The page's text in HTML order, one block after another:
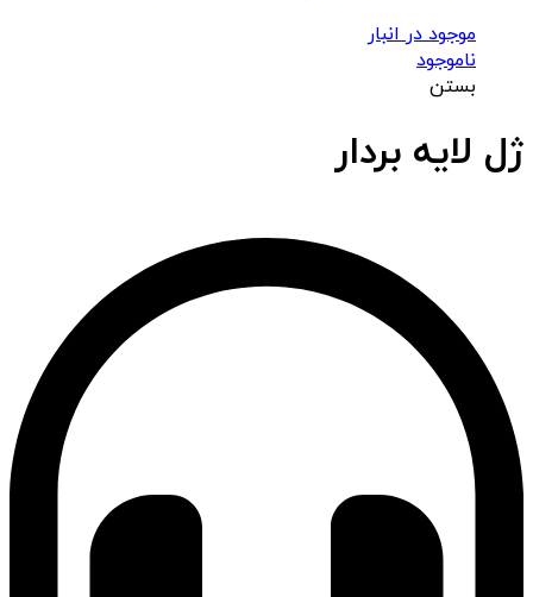
موجود در انبار
ناموجود
بستن
ژل لایه بردار